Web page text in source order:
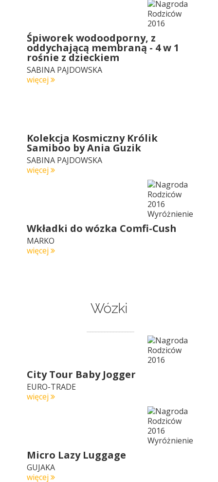
Śpiworek wodoodporny, z
oddychającą membraną - 4 w 1
rośnie z dzieckiem
SABINA PAJDOWSKA
więcej
Kolekcja Kosmiczny Królik
Samiboo by Ania Guzik
SABINA PAJDOWSKA
więcej
Wkładki do wózka Comfi-Cush
MARKO
więcej
Wózki
City Tour Baby Jogger
EURO-TRADE
więcej
Micro Lazy Luggage
GUJAKA
więcej